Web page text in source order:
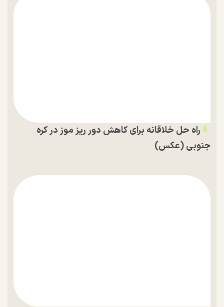
راه حل خلاقانه برای کاهش دور ریز موز در کره
جنوبی (عکس)